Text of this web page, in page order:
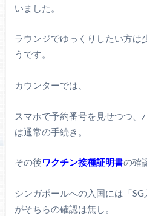
いました。
ラウンジでゆっくりしたい方は
うです。
カウンターでは、
スマホで予約番号を見せつつ、
は通常の手続き。
その後ワクチン接種証明書の確
シンガポールへの入国には「
がそちらの確認は無し。